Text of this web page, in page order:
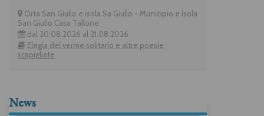
Orta San Giulio e isola Sa Giulio - Municipio e Isola
San Giulio Casa Tallone
dal 20.08.2026 al 21.08.2026
Elegia del verme solitario e altre poesie
scapigliate
News